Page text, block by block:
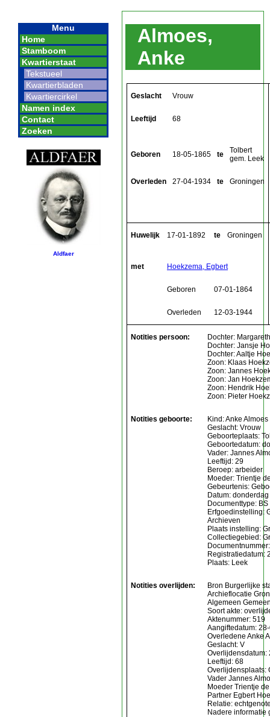
Menu
Home
Stamboom
Kwartierstaat
Tekstueel
Kwartierbladen
Kwartiercirkel
Namen index
Contact
Zoeken
Aldfaer
Almoes,
Anke
Geslacht Vrouw
Leeftijd 68
Geboren 18-05-1865 te
Tolbert
gem. Leek
Overleden 27-04-1934 te Groningen
Huwelijk 17-01-1892 te Groningen
met Hoekzema, Egbert
Geboren 07-01-1864
Overleden 12-03-1944
Notities persoon:
Dochter:
Dochter: Jansje
Dochter: Aaltje
Zoon: Klaas
Zoon: Jannes
Zoon: Jan
Zoon: Hendrik
Zoon: Pieter
Notities geboorte:
Kind: Anke Almoes
Geslacht: Vrouw
Geboorteplaats:
Geboortedatum:
Vader: Jannes
Leeftijd: 29
Beroep: arbeider
Moeder: Trientje
Gebeurtenis:
Datum:
Documenttype:
Erfgoedinstelling:
Archieven
Plaats instelling:
Collectiegebied:
Registratiedatum:
Plaats: Leek
Notities overlijden:
Bron Burgerlijke
Archieflocatie
Algemeen
Soort akte:
Aktenummer: 519
Aangiftedatum:
Overledene Anke
Geslacht: V
Overlijdensdatum:
Leeftijd: 68
Overlijdensplaats:
Vader Jannes
Moeder Trientje
Partner Egbert
Relatie:
Nadere informatie